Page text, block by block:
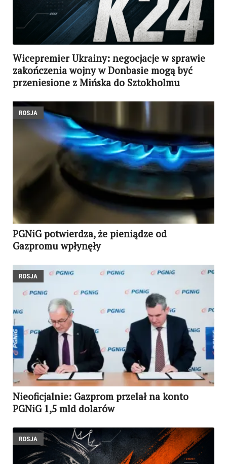
Wicepremier Ukrainy: negocjacje w sprawie
zakończenia wojny w Donbasie mogą być
przeniesione z Mińska do Sztokholmu
ROSJA
PGNiG potwierdza, że pieniądze od
Gazpromu wpłynęły
ROSJA
Nieoficjalnie: Gazprom przelał na konto
PGNiG 1,5 mld dolarów
ROSJA